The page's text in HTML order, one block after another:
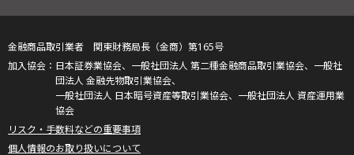
金融商品取引業者 関東財務局長（金商）第165号
日本証券業協会、一般社団法人 第二種金融商品取引業協会、一般社
団法人 金融先物取引業協会、
一般社団法人 日本暗号資産等取引業協会、一般社団法人 資産運用業
協会
リスク・手数料などの重要事項
個人情報のお取り扱いについて